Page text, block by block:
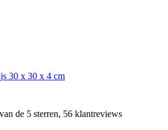
30 x 30 x 4 cm
de 5 sterren, 56 klantreviews